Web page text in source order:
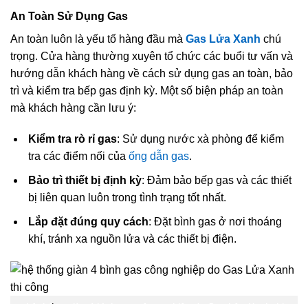
An Toàn Sử Dụng Gas
An toàn luôn là yếu tố hàng đầu mà Gas Lửa Xanh chú
trọng. Cửa hàng thường xuyên tổ chức các buổi tư vấn và
hướng dẫn khách hàng về cách sử dụng gas an toàn, bảo
trì và kiểm tra bếp gas định kỳ. Một số biện pháp an toàn
mà khách hàng cần lưu ý:
Kiểm tra rò rỉ gas: Sử dụng nước xà phòng để kiểm
tra các điểm nối của ống dẫn gas.
Bảo trì thiết bị định kỳ: Đảm bảo bếp gas và các thiết
bị liên quan luôn trong tình trạng tốt nhất.
Lắp đặt đúng quy cách: Đặt bình gas ở nơi thoáng
khí, tránh xa nguồn lửa và các thiết bị điện.